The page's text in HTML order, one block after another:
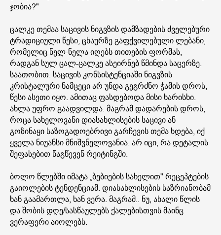
ჯობია?"
ცალკე თემაა საცივის ნიგვზის დამზადების ძველებური
ტრადიციული წესი, ცხაურზე გაფქვილებული ლებანი,
რომელიც ნელ-ნელა იღებს თითების ფორმას,
რადგან სულ ცალ-ცალკე ასეირნებ წმინდა საცერზე.
საათობით. საცივის კონსისტენციაში ნიგვზის
კრისტალური ნამცეცი არ უნდა გეგრძნო ჭამის დროს,
წესი ასეთი იყო. ამითაც ფასდებოდა მისი ხარისხი.
ახლა უფრო გაადვილდა. მაგრამ დადარების დროს,
როცა სახელოვანი დიასახლისების საცივი ან
გოზინაყი საზოგადოებრივი გარჩევის თემა ხდება, იქ
ყველა ნიუანსი მნიშვნელოვანია. არ იცი, რა დეტალის
შეფასებით წაგწევენ რეიტინგში.
ბოლო წლებში იმატა „ბებიების სახელით" რეცეპტების
გაიოლების ტენდენციამ. დიასახლისების საზრიანობამ
ხან გაამართლა, ხან ვერა. მაგრამ.. ნუ, ახალი წლის
და შობის დღე/სასწაულებს ქალებისთვის მაინც
ვერაფერი აიოლებს.